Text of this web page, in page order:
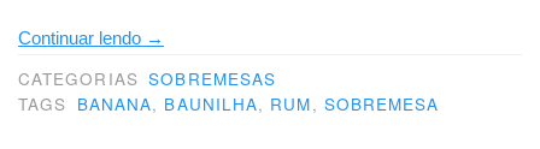
Continuar lendo “Sobremesa
sem
desculpas”
→
CATEGORIAS SOBREMESAS
TAGS BANANA, BAUNILHA, RUM, SOBREMESA